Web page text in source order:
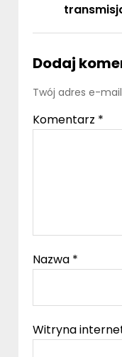
Dodaj
Twój adres e-
Komentarz *
Nazwa *
Witryna